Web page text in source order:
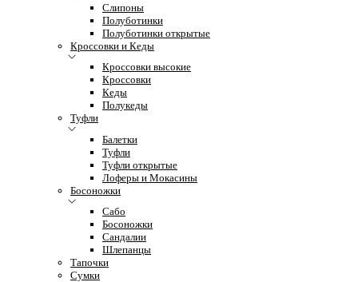
Слипоны
Полуботинки
Полуботинки открытые
Кроссовки и Кеды
Кроссовки высокие
Кроссовки
Кеды
Полукеды
Туфли
Балетки
Туфли
Туфли открытые
Лоферы и Мокасины
Босоножки
Сабо
Босоножки
Сандалии
Шлепанцы
Тапочки
Сумки